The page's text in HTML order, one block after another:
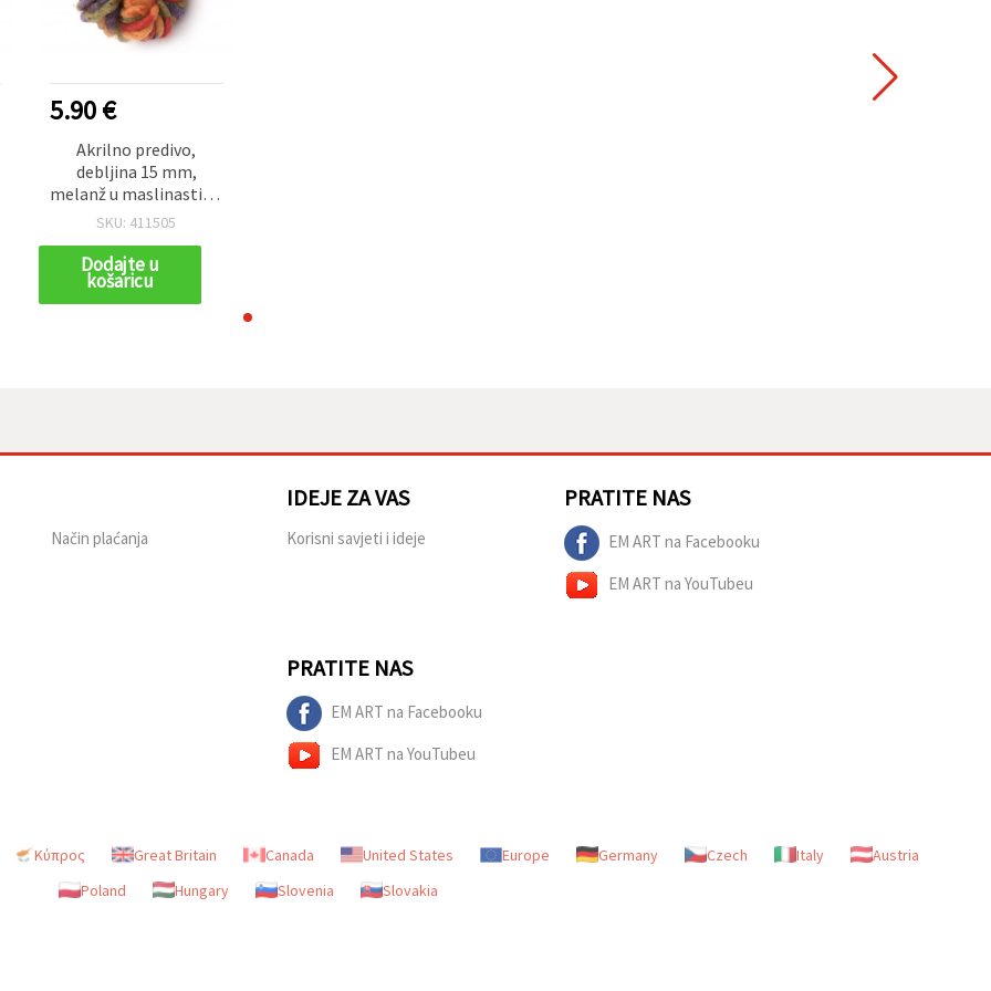
5.90 €
Akrilno predivo,
debljina 15 mm,
melanž u maslinastim,
narančastim, crvenim i
240 g / 50 m
SKU: 411505
Dodajte u
košaricu
Način plaćanja
IDEJE ZA VAS
Korisni savjeti i ideje
PRATITE NAS
EM ART na Facebooku
EM ART na YouTubeu
PRATITE NAS
EM ART na Facebooku
EM ART na YouTubeu
Κύπρος Great Britain Canada United States Europe Germany Czech Italy
Austria
Poland
Hungary Slovenia Slovakia